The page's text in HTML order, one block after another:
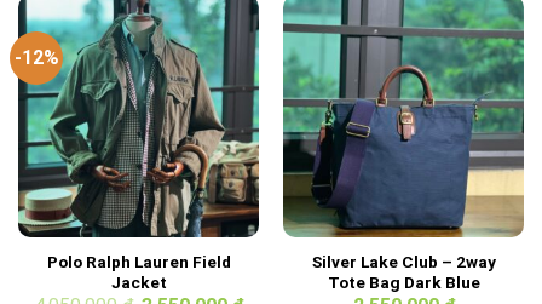
-12%
Polo Ralph Lauren Field
Jacket
Silver Lake Club – 2way
Tote Bag Dark Blue